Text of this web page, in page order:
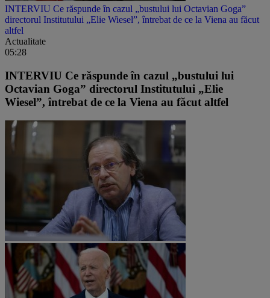
INTERVIU Ce răspunde în cazul „bustului lui Octavian Goga”
directorul Institutului „Elie Wiesel”, întrebat de ce la Viena au făcut
altfel
Actualitate
05:28
INTERVIU Ce răspunde în cazul „bustului lui
Octavian Goga” directorul Institutului „Elie
Wiesel”, întrebat de ce la Viena au făcut altfel